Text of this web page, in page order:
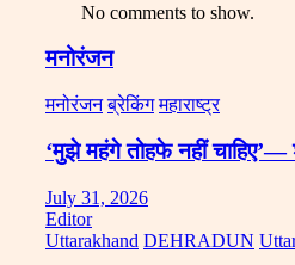
No comments to show.
मनोरंजन
मनोरंजन ब्रेकिंग महाराष्ट्र
‘मुझे महंगे तोहफे नहीं
July 31, 2026
Editor
Uttarakhand DEHRADUN